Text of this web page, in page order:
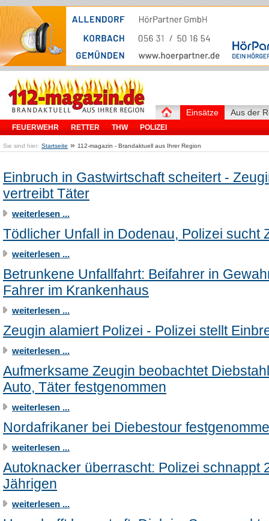
Einsätze
FEUERWEHR RETTER THW POLIZEI
Aus der
Sie sind hier: Startseite » 112-magazin - Brandaktuell aus Ihrer Region
Einbruch in Gastwirtschaft scheitert -
vertreibt Täter
weiterlesen ...
Tödlicher Unfall in Dodenau, Polizei sucht
weiterlesen ...
Betrunkene Unfallfahrt: Beifahrer in
Fahrer im Krankenhaus
weiterlesen ...
Zeugin alamiert Polizei - Polizei stellt
weiterlesen ...
Aufmerksame Zeugin beobachtet
Auto, Täter festgenommen
weiterlesen ...
Nordafrikaner bei Diebestour
weiterlesen ...
Autoknacker überrascht: Polizei schnappt
Jährigen
weiterlesen ...